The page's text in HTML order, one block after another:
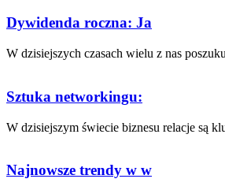
Dywidenda roczna: Ja
W dzisiejszych czasach wielu z nas
Sztuka networkingu:
W dzisiejszym świecie biznesu ⁢relacje są
Najnowsze trendy w w